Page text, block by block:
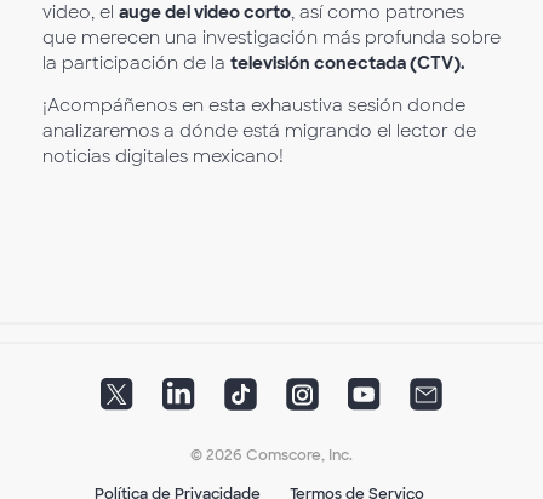
video, el auge del video corto, así como patrones
que merecen una investigación más profunda sobre
la participación de la televisión conectada (CTV).
¡Acompáñenos en esta exhaustiva sesión donde
analizaremos a dónde está migrando el lector de
noticias digitales mexicano!
© 2026 Comscore, Inc.
Política de Privacidade
Termos de Serviço